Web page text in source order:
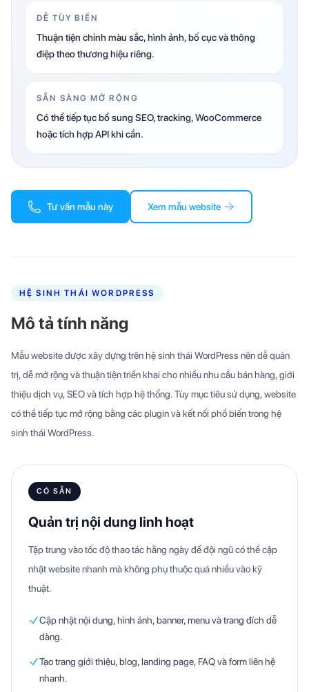
DỄ TÙY BIẾN
Thuận tiện chỉnh màu sắc, hình ảnh, bố cục và thông
điệp theo thương hiệu riêng.
SẴN SÀNG MỞ RỘNG
Có thể tiếp tục bổ sung SEO, tracking, WooCommerce
hoặc tích hợp API khi cần.
Tư vấn mẫu này Xem mẫu website
HỆ SINH THÁI WORDPRESS
Mô tả tính năng
Mẫu website được xây dựng trên hệ sinh thái WordPress nên dễ quản
trị, dễ mở rộng và thuận tiện triển khai cho nhiều nhu cầu bán hàng, giới
thiệu dịch vụ, SEO và tích hợp hệ thống. Tùy mục tiêu sử dụng, website
có thể tiếp tục mở rộng bằng các plugin và kết nối phổ biến trong hệ
sinh thái WordPress.
CÓ SẴN
Quản trị nội dung linh hoạt
Tập trung vào tốc độ thao tác hằng ngày để đội ngũ có thể cập
nhật website nhanh mà không phụ thuộc quá nhiều vào kỹ
thuật.
Cập nhật nội dung, hình ảnh, banner, menu và trang đích dễ
dàng.
Tạo trang giới thiệu, blog, landing page, FAQ và form liên hệ
nhanh.